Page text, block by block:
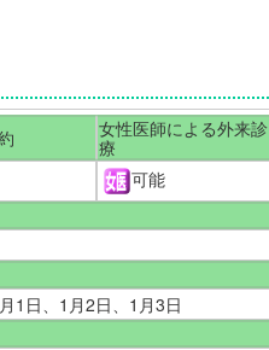
女性医師による外来診
療
可能
1日、1月2日、1月3日